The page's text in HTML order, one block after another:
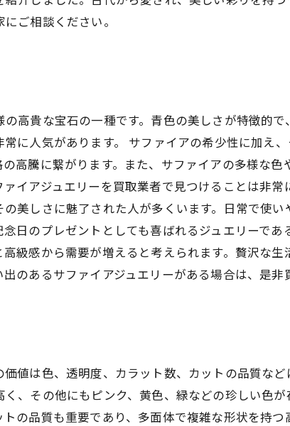
ご相談ください。
高貴な宝石の一種です。青色の美しさが特徴的
に人気があります。 サファイアの希少性に加え
高騰に繋がります。また、サファイアの多様な
イアジュエリーを買取業者で見つけることは非
美しさに魅了された人が多くいます。日常で使
日のプレゼントとしても喜ばれるジュエリーで
級感から需要が増えると考えられます。贅沢な
のあるサファイアジュエリーがある場合は、是非
値は色、透明度、カラット数、カットの品質な
、その他にもピンク、黄色、緑などの珍しい色
の品質も重要であり、多面体で複雑な形状を持